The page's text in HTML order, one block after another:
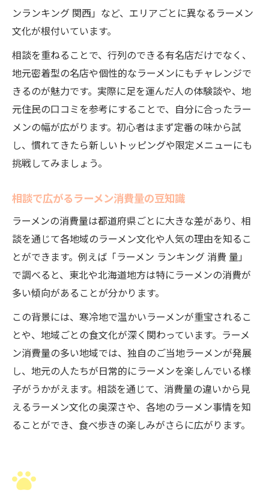
ンランキング 関西」など、エリアごとに異なるラーメン
文化が根付いています。
相談を重ねることで、行列のできる有名店だけでなく、
地元密着型の名店や個性的なラーメンにもチャレンジで
きるのが魅力です。実際に足を運んだ人の体験談や、地
元住民の口コミを参考にすることで、自分に合ったラー
メンの幅が広がります。初心者はまず定番の味から試
し、慣れてきたら新しいトッピングや限定メニューにも
挑戦してみましょう。
相談で広がるラーメン消費量の豆知識
ラーメンの消費量は都道府県ごとに大きな差があり、相
談を通じて各地域のラーメン文化や人気の理由を知るこ
とができます。例えば「ラーメン ランキング 消費 量」
で調べると、東北や北海道地方は特にラーメンの消費が
多い傾向があることが分かります。
この背景には、寒冷地で温かいラーメンが重宝されるこ
とや、地域ごとの食文化が深く関わっています。ラーメ
ン消費量の多い地域では、独自のご当地ラーメンが発展
し、地元の人たちが日常的にラーメンを楽しんでいる様
子がうかがえます。相談を通じて、消費量の違いから見
えるラーメン文化の奥深さや、各地のラーメン事情を知
ることができ、食べ歩きの楽しみがさらに広がります。